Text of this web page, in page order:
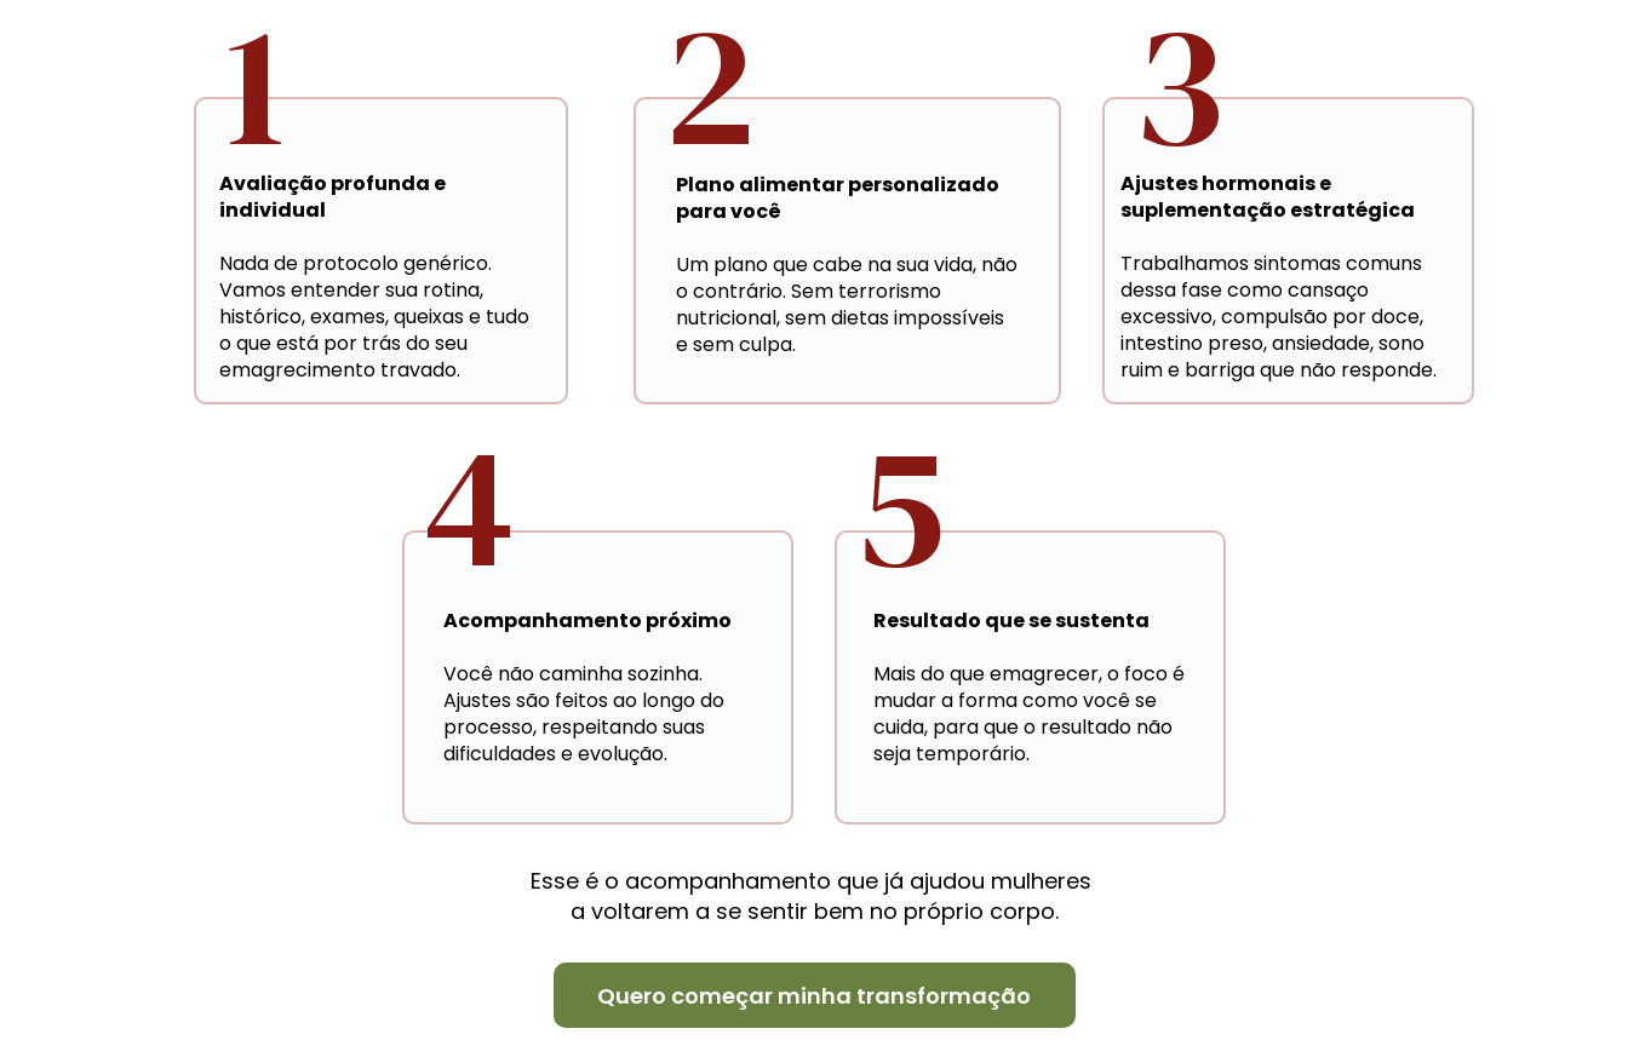
1 2 3
Avaliação profunda e
individual
Nada de protocolo genérico.
Vamos entender sua rotina,
histórico, exames, queixas e tudo
o que está por trás do seu
emagrecimento travado.
Ajustes hormonais e
suplementação estratégica
Trabalhamos sintomas comuns
dessa fase como cansaço
excessivo, compulsão por doce,
intestino preso, ansiedade, sono
ruim e barriga que não responde.
Plano alimentar personalizado
para você
Um plano que cabe na sua vida, não
o contrário. Sem terrorismo
nutricional, sem dietas impossíveis
e sem culpa.
4 5
Acompanhamento próximo
Você não caminha sozinha.
Ajustes são feitos ao longo do
processo, respeitando suas
dificuldades e evolução.
Resultado que se sustenta
Mais do que emagrecer, o foco é
mudar a forma como você se
cuida, para que o resultado não
seja temporário.
Esse é o acompanhamento que já ajudou mulheres
a voltarem a se sentir bem no próprio corpo.
Quero começar minha transformação